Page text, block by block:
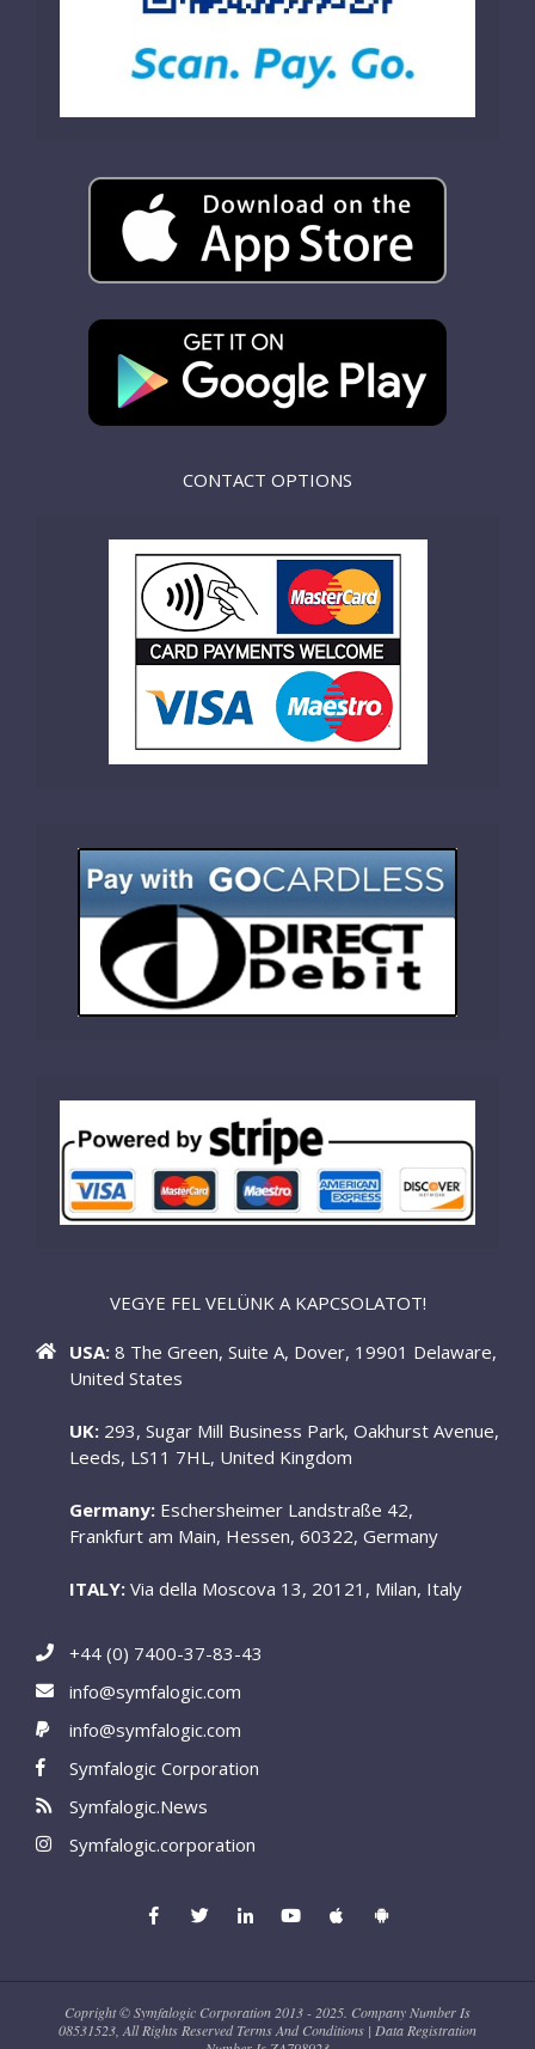
CONTACT OPTIONS
VEGYE FEL VELÜNK A KAPCSOLATOT!
USA: 8 The Green, Suite A, Dover, 19901 Delaware,
United States
UK: 293, Sugar Mill Business Park, Oakhurst Avenue,
Leeds, LS11 7HL, United Kingdom
Germany: Eschersheimer Landstraße 42,
Frankfurt am Main, Hessen, 60322, Germany
ITALY: Via della Moscova 13, 20121, Milan, Italy
+44 (0) 7400-37-83-43
info@symfalogic.com
info@symfalogic.com
Symfalogic Corporation
Symfalogic.News
Symfalogic.corporation
Copright © Symfalogic Corporation 2013 - 2025. Company Number Is
08531523, All Rights Reserved Terms And Conditions | Data Registration